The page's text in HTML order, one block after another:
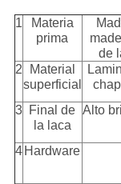
1
Materia
prima
de
2
Material
superficial
3 Final de
la laca
Alto
4 Hardware